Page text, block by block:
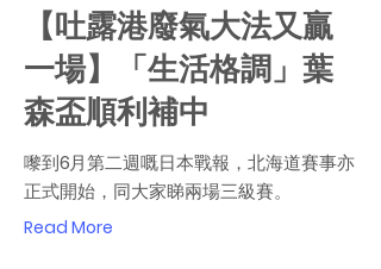
【吐露港廢氣大法又贏
一場】「生活格調」葉
森盃順利補中
嚟到6月第二週嘅日本戰報，北海道賽事亦
正式開始，同大家睇兩場三級賽。
Read More